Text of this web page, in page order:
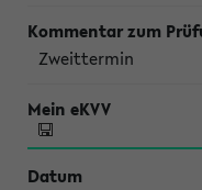
Zweittermin